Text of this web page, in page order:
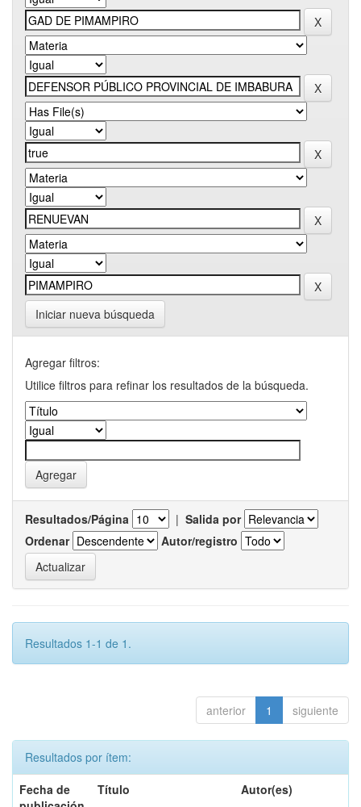
Iniciar nueva búsqueda
Agregar filtros:
Utilice filtros para refinar los resultados de la búsqueda.
Resultados/Página | Salida por
Ordenar
Autor/registro
Resultados 1-1 de 1.
anterior 1 siguiente
Resultados por ítem:
Fecha de
Título Autor(es)